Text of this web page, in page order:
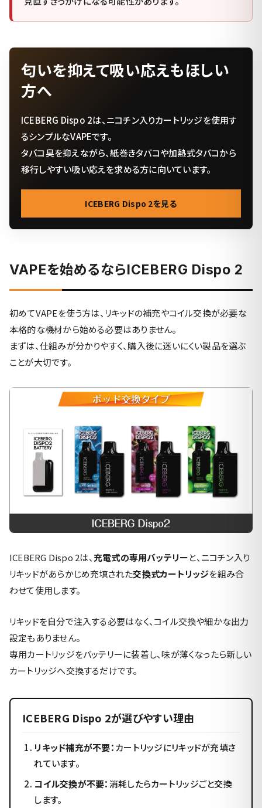
匂いを抑えて吸い応えもほしい
方へ
ICEBERG Dispo 2は、ニコチン入りカートリッジを使用す
るシンプルなVAPEです。
タバコ臭を抑えながら、紙巻きタバコや加熱式タバコから
移行しやすい吸い応えを求める方に向いています。
ICEBERG Dispo 2を見る
VAPEを始めるならICEBERG Dispo 2
初めてVAPEを使う方は、リキッドの補充やコイル交換が必要な
本格的な機材から始める必要はありません。
まずは、仕組みが分かりやすく、購入後に迷いにくい製品を選ぶ
ことが大切です。
ICEBERG Dispo 2は、充電式の専用バッテリーと、ニコチン入り
リキッドがあらかじめ充填された交換式カートリッジを組み合
わせて使用します。
リキッドを自分で注入する必要はなく、コイル交換や細かな出力
設定もありません。
専用カートリッジをバッテリーに装着し、味が薄くなったら新しい
カートリッジへ交換するだけです。
ICEBERG Dispo 2が選びやすい理由
リキッド補充が不要：カートリッジにリキッドが充填さ
れています。
コイル交換が不要：消耗したらカートリッジごと交換
します。